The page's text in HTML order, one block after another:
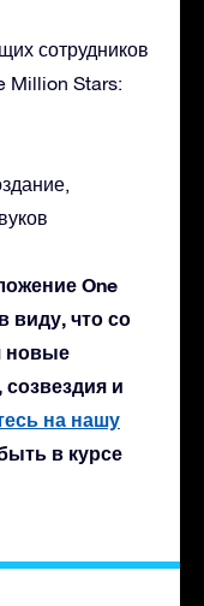
сотрудников
Million Stars:
One
виду, что со
новые
и
на нашу
в курсе